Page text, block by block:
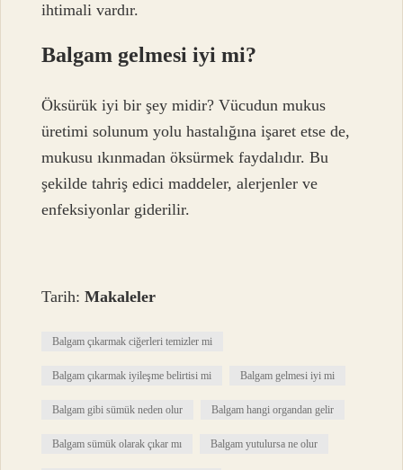
ihtimali vardır.
Balgam gelmesi iyi mi?
Öksürük iyi bir şey midir? Vücudun mukus
üretimi solunum yolu hastalığına işaret etse de,
mukusu ıkınmadan öksürmek faydalıdır. Bu
şekilde tahriş edici maddeler, alerjenler ve
enfeksiyonlar giderilir.
Tarih:Makaleler
Balgam çıkarmak ciğerleri temizler mi
Balgam çıkarmak iyileşme belirtisi mi Balgam gelmesi iyi mi
Balgam gibi sümük neden olur Balgam hangi organdan gelir
Balgam sümük olarak çıkar mı Balgam yutulursa ne olur